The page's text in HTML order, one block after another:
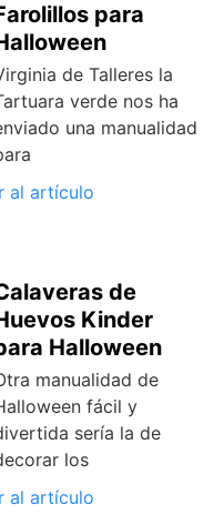
para
de Talleres la
verde nos ha
una manualidad
al artículo
de
Kinder
Halloween
manualidad de
fácil y
sería la de
los
al artículo